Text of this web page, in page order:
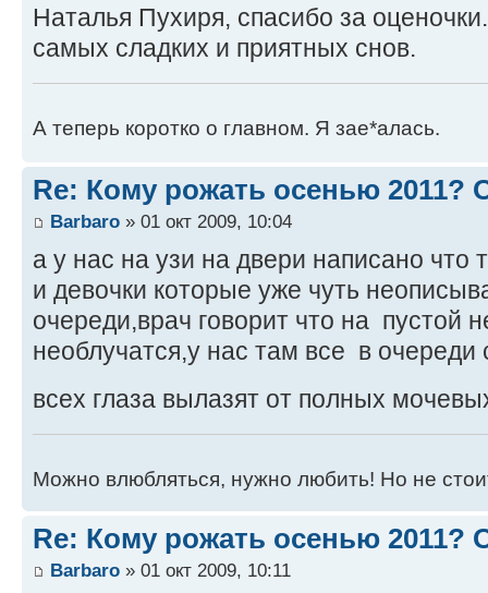
Наталья Пухиря, спасибо за
самых сладких и приятных снов.
А теперь коротко о главном. Я зае*алась.
Re: Кому рожать осенью 2011?
Barbaro » 01 окт 2009, 10:04
а у нас на узи на двери написано
и девочки которые уже чуть
очереди,врач говорит что на пустой
необлучатся,у нас там все в очереди
всех глаза вылазят от полных
Можно влюбляться, нужно любить! Но не
Re: Кому рожать осенью 2011?
Barbaro » 01 окт 2009, 10:11